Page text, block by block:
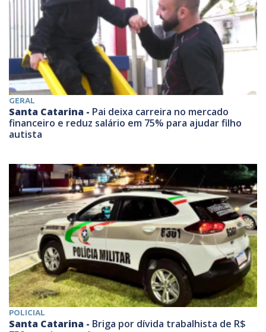
GERAL
Santa Catarina - Pai deixa carreira no mercado
financeiro e reduz salário em 75% para ajudar filho
autista
POLICIAL
Santa Catarina - Briga por dívida trabalhista de R$